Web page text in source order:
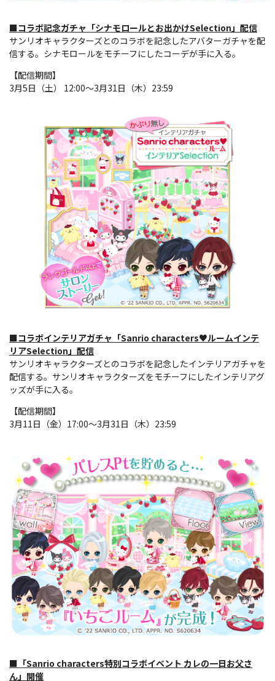
■コラボ記念ガチャ「シナモロールとお出かけSelection」配信
サンリオキャラクターズとのコラボを記念したアバターガチャを配
信する。シナモロールをモチーフにしたコーデが手に入る。
【配信期間】
3月5日（土） 12:00～3月31日（木）23:59
■コラボインテリアガチャ「Sanrio characters♥ルームインテ
リアSelection」配信
サンリオキャラクターズとのコラボを記念したインテリアガチャを
配信する。サンリオキャラクターズをモチーフにしたインテリアグ
ッズが手に入る。
【配信期間】
3月11日（金）17:00～3月31日（木）23:59
■「Sanrio characters特別コラボイベント カレの一日お父さ
ん」開催